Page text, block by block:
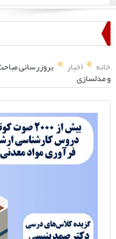
خانه اخبار بروزرسانی
و مدلسازی